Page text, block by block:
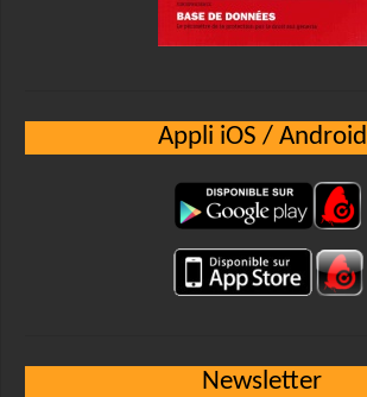
Appli iOS / Android
Newsletter